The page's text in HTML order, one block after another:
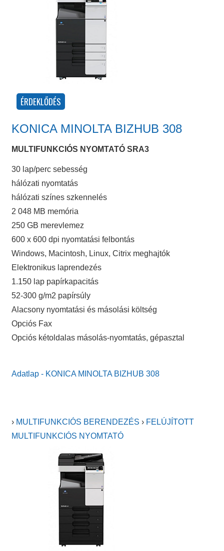
KONICA MINOLTA BIZHUB 308
MULTIFUNKCIÓS NYOMTATÓ SRA3
30 lap/perc sebesség
hálózati nyomtatás
hálózati színes szkennelés
2 048 MB memória
250 GB merevlemez
600 x 600 dpi nyomtatási felbontás
Windows, Macintosh, Linux, Citrix meghajtók
Elektronikus laprendezés
1.150 lap papírkapacitás
52-300 g/m2 papírsúly
Alacsony nyomtatási és másolási költség
Opciós Fax
Opciós kétoldalas másolás-nyomtatás, gépasztal
Adatlap - KONICA MINOLTA BIZHUB 308
› MULTIFUNKCIÓS BERENDEZÉS › FELÚJÍTOTT
MULTIFUNKCIÓS NYOMTATÓ